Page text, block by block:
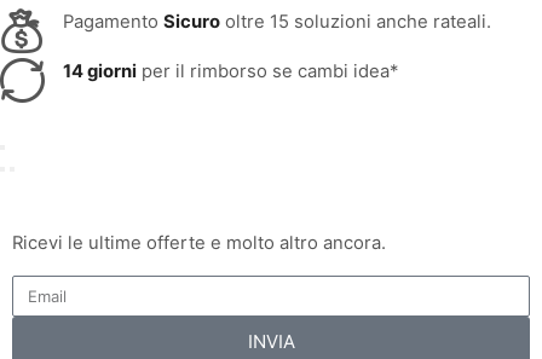
Pagamento Sicuro oltre 15 soluzioni anche rateali.
14 giorni per il rimborso se cambi idea*
Ricevi le ultime offerte e molto altro ancora.
INVIA